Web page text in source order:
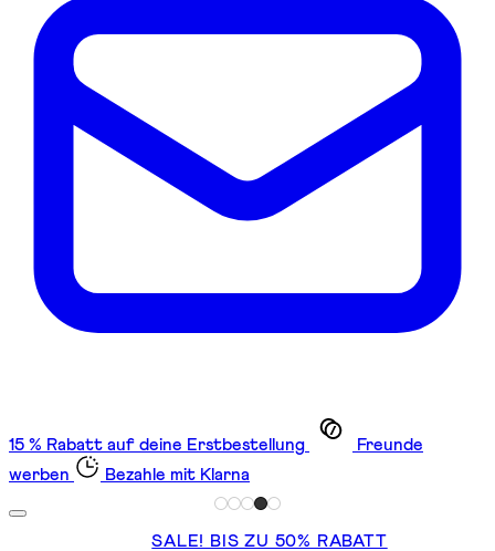
15 % Rabatt auf deine Erstbestellung
Freunde
werben
Bezahle mit Klarna
SALE! BIS ZU 50% RABATT